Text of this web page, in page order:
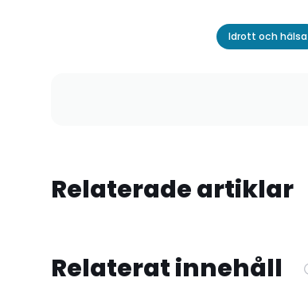
Idrott och hälsa
Relaterade artiklar
Relaterat innehåll